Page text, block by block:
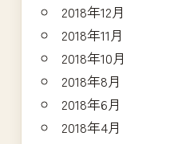
2018年12月
2018年11月
2018年10月
2018年8月
2018年6月
2018年4月